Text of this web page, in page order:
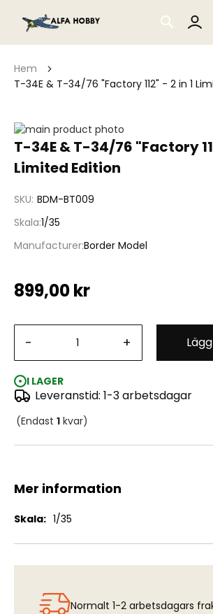
SEARCH
Hem
T-34E & T-34/76 "Factory 112" - 2 in 1
T-34E & T-34/76 "Factory
Limited Edition
SKU BDM-BT009
Skala 1/35
ManufacturerBorder Model
899,00 kr
- +
I LAGER
Leveranstid: 1-3 arbetsdagar
(Endast 1 kvar)
Hoppa
till
av
T-34E & T-34/76 "Factory 112" - 2 in 1
Hoppa
början
bildgalleriet
Mer information
Mer
1/35
Normalt 1-2 arbetsdagars